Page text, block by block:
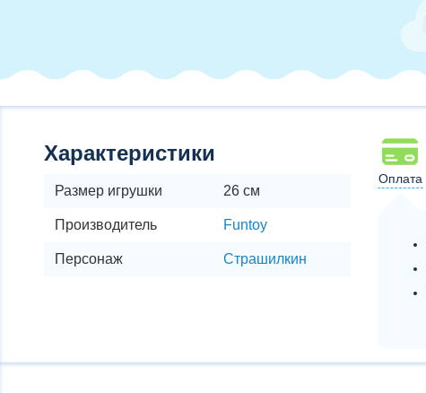
Характеристики
Размер игрушки 26 см
Производитель Funtoy
Персонаж Страшилкин
Оплата